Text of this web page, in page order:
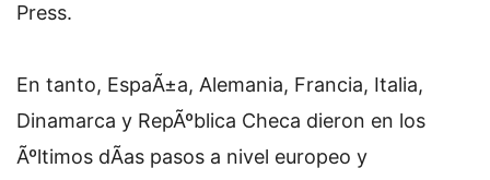
Press.
En tanto, EspaÃ±a, Alemania, Francia, Italia,
Dinamarca y RepÃºblica Checa dieron en los
Ãºltimos dÃ­as pasos a nivel europeo y